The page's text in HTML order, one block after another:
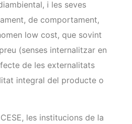
i les seves
de comportament,
low cost, que sovint
(senses internalitzar en
de les externalitats
integral del producte o
les institucions de la